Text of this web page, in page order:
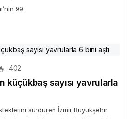
99.
402
küçükbaş sayısı yavrularla
sürdüren İzmir Büyükşehir